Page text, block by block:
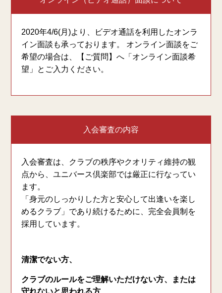
2020年4/6(月)より、ビデオ通話を利用したオンラ
イン面談も承っております。 オンライン面談をご
希望の場合は、【ご質問】へ「オンライン面談希
望」とご入力ください。
入会審査の内容
入会審査は、クラブの秩序やクオリティ維持の観
点から、ユニバース倶楽部では厳正に行なってい
ます。
「身元のしっかりした方と安心して出逢いを楽し
めるクラブ」であり続けるために、完全会員制を
採用しています。
清潔でない方、
クラブのルールをご理解いただけない方、または
守れないと思われる方、